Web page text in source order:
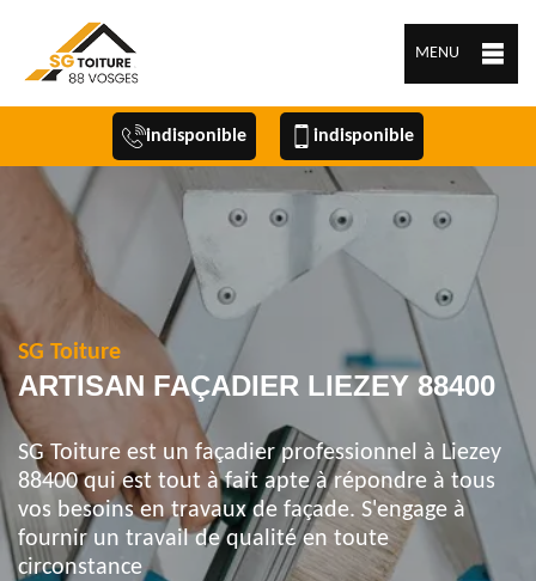
MENU
indisponible indisponible
SG Toiture
ARTISAN FAÇADIER LIEZEY 88400
SG Toiture est un façadier professionnel à Liezey
88400 qui est tout à fait apte à répondre à tous
vos besoins en travaux de façade. S'engage à
fournir un travail de qualité en toute
circonstance